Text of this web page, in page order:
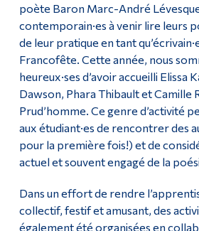
poète Baron Marc-André
contemporain·es à venir lire leurs
de leur pratique en tant
Francofête. Cette année, nous
heureux·ses d’avoir accueilli Elissa
Dawson, Phara Thibault et Camille
Prud’homme. Ce genre d’activité
aux étudiant·es de rencontrer des
pour la première fois!) et de
actuel et souvent engagé de la
Dans un effort de rendre
collectif, festif et amusant, des
également été organisées en